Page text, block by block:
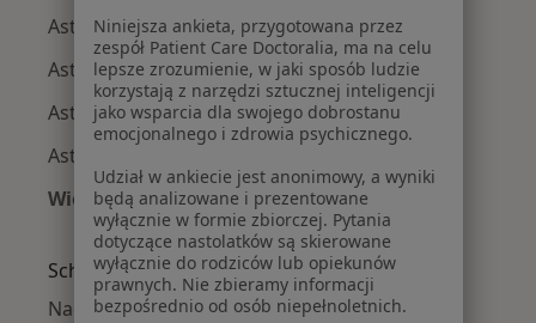
Astma oskrzelowa w Sopocie
Astma oskrzelowa w Wejherowie
Astma oskrzelowa w Starogardzie Gdańskim
Astma oskrzelowa w Tczewie
Więcej (8)
Więcej w kategorii: W pobliżu Gdańska
Schorzenia w Gdańsku
Nadciśnienie tętnicze w Gdańsku
Niniejsza ankieta, przygotowana przez
zespół Patient Care Doctoralia, ma na celu
lepsze zrozumienie, w jaki sposób ludzie
korzystają z narzędzi sztucznej inteligencji
jako wsparcia dla swojego dobrostanu
emocjonalnego i zdrowia psychicznego.
Udział w ankiecie jest anonimowy, a wyniki
będą analizowane i prezentowane
wyłącznie w formie zbiorczej. Pytania
dotyczące nastolatków są skierowane
wyłącznie do rodziców lub opiekunów
prawnych. Nie zbieramy informacji
bezpośrednio od osób niepełnoletnich.